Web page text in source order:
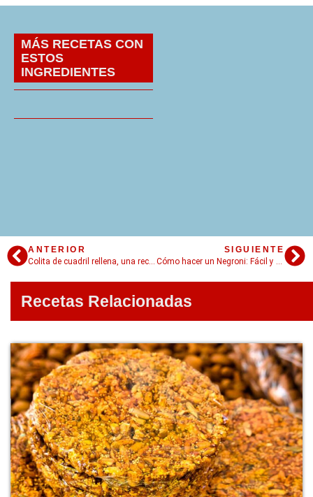
MÁS RECETAS CON
ESTOS
INGREDIENTES
ANTERIOR
Colita de cuadril rellena, una receta difícil de superar
SIGUIENTE
Cómo hacer un Negroni: Fácil y delicioso
Recetas Relacionadas